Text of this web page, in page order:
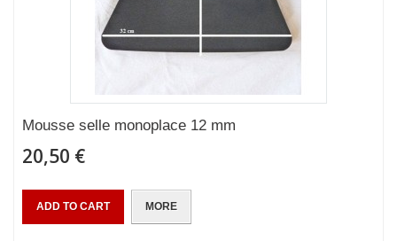
Mousse selle monoplace 12 mm
20,50 €
ADD TO CART MORE